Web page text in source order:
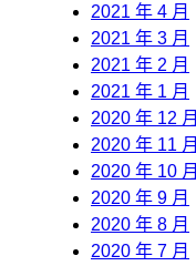
2021 年 4 月
2021 年 3 月
2021 年 2 月
2021 年 1 月
2020 年 12 月
2020 年 11 月
2020 年 10 月
2020 年 9 月
2020 年 8 月
2020 年 7 月